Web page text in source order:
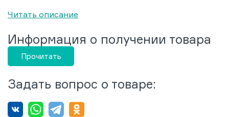
Читать описание
Информация о получении товара
Прочитать
Задать вопрос о товаре: